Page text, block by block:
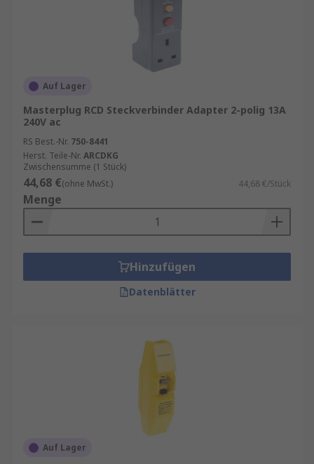
Auf Lager
Masterplug RCD Steckverbinder Adapter 2-polig 13A
240V ac
RS Best.-Nr. 750-8441
Herst. Teile-Nr. ARCDKG
Zwischensumme (1 Stück)
44,68 €(ohne MwSt.) 44,68 €/Stück
Menge
Hinzufügen
Datenblätter
Auf Lager